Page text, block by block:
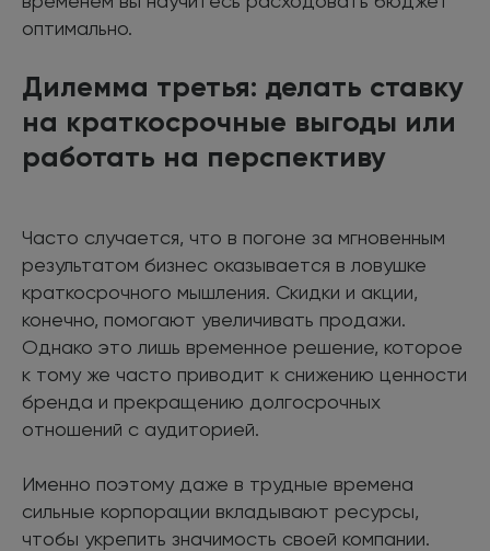
оптимально.
Дилемма третья: делать ставку
на краткосрочные выгоды или
работать на перспективу
Часто случается, что в погоне за мгновенным
результатом бизнес оказывается в ловушке
краткосрочного мышления. Скидки и акции,
конечно, помогают увеличивать продажи.
Однако это лишь временное решение, которое
к тому же часто приводит к снижению ценности
бренда и прекращению долгосрочных
отношений с аудиторией.
Именно поэтому даже в трудные времена
сильные корпорации вкладывают ресурсы,
чтобы укрепить значимость своей компании.